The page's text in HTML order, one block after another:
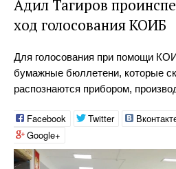
Адил Тагиров
ход голосования КОИБ
Для голосования при помощи
бумажные бюллетени, которые
распознаются прибором,
Facebook Twitter
Google+